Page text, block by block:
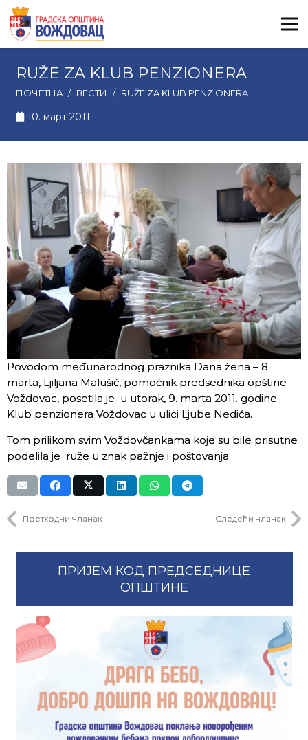
RUŽE ZA KLUB PENZIONERA
ПОЧЕТНА / ВЕСТИ / RUŽE ZA KLUB PENZIONERA
10. март 2011.
Povodom međunarodnog praznika Dana žena – 8.
marta, Ljiljana Malušić, pomoćnik predsednika opštine
Voždovac, posetila je u utorak, 9. marta 2011. godine
Klub penzionera Voždovac u ulici Ljube Nedića.
Tom prilikom svim Voždovčankama koje su bile prisutne
podelila je ruže u znak pažnje i poštovanja.
Претходни чланак Следећи чланак
ПРИЈЕМ КОД ПРЕДСЕДНИЦЕ
ОПШТИНЕ